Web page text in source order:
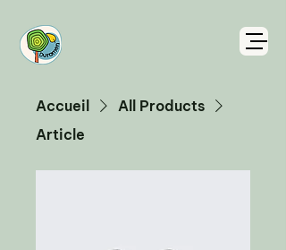
Accueil
All Products
Article